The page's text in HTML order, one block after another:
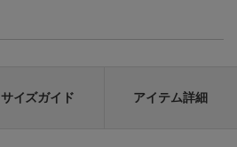
サイズガイド アイテム詳細